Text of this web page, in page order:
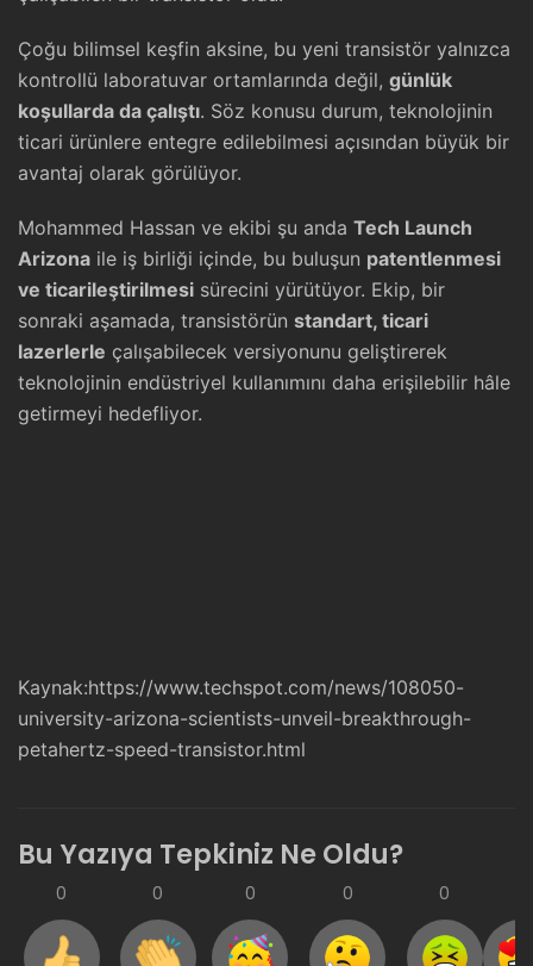
Çoğu bilimsel keşfin aksine, bu yeni transistör yalnızca
kontrollü laboratuvar ortamlarında değil, günlük
koşullarda da çalıştı. Söz konusu durum, teknolojinin
ticari ürünlere entegre edilebilmesi açısından büyük bir
avantaj olarak görülüyor.
Mohammed Hassan ve ekibi şu anda Tech Launch
Arizona ile iş birliği içinde, bu buluşun patentlenmesi
ve ticarileştirilmesi sürecini yürütüyor. Ekip, bir
sonraki aşamada, transistörün standart, ticari
lazerlerle çalışabilecek versiyonunu geliştirerek
teknolojinin endüstriyel kullanımını daha erişilebilir hâle
getirmeyi hedefliyor.
Kaynak:https://www.techspot.com/news/108050-
university-arizona-scientists-unveil-breakthrough-
petahertz-speed-transistor.html
Bu Yazıya Tepkiniz Ne Oldu?
0 0 0 0 0